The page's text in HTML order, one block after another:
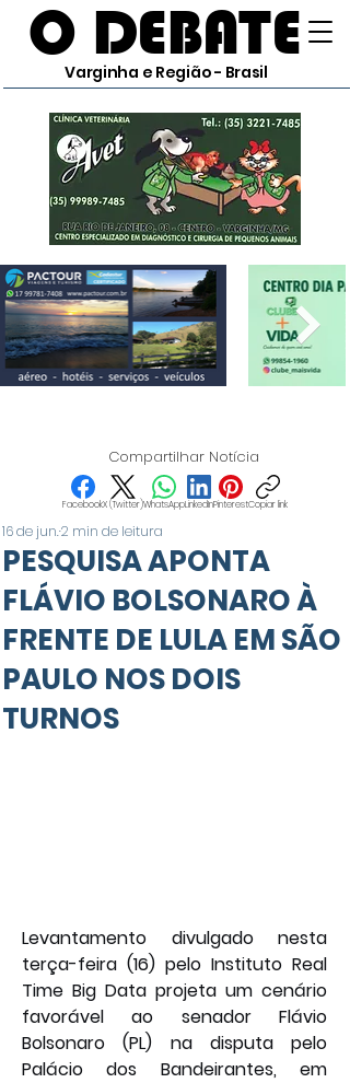
O DEBATE
Varginha e Região - Brasil
Compartilhar Notícia
FacebookX (Twitter)WhatsAppLinkedInPinterestCopiar link
PESQUISA APONTA
FLÁVIO BOLSONARO À
FRENTE DE LULA EM SÃO
PAULO NOS DOIS
TURNOS
16 de jun.2 min de leitura
Levantamento divulgado nesta
terça-feira (16) pelo Instituto Real
Time Big Data projeta um cenário
favorável ao senador Flávio
Bolsonaro (PL) na disputa pelo
Palácio dos Bandeirantes, em